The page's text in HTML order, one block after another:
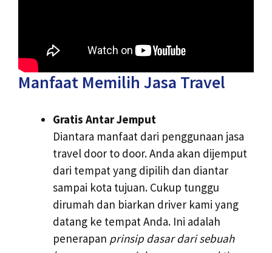
Manfaat Memilih Jasa Travel
Gratis Antar Jemput
Diantara manfaat dari penggunaan jasa
travel door to door. Anda akan dijemput
dari tempat yang dipilih dan diantar
sampai kota tujuan. Cukup tunggu
dirumah dan biarkan driver kami yang
datang ke tempat Anda. Ini adalah
penerapan prinsip dasar dari sebuah